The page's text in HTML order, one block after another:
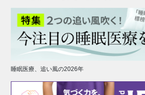
睡眠医療、追い風の2026年